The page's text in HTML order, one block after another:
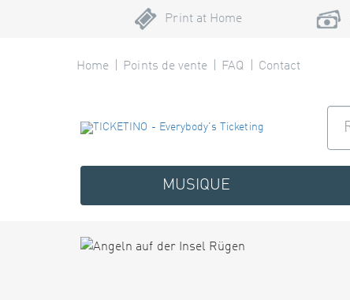
Print at Home
Home Points de vente FAQ Contact
MUSIQUE